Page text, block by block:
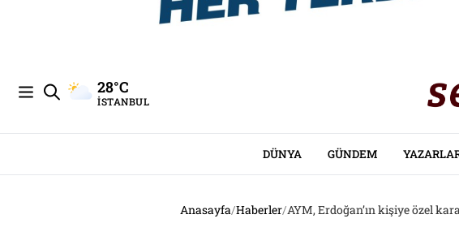
28°C
İSTANBUL
DÜNYA GÜNDEM
Anasayfa/Haberler/AYM, Erdoğan’ın kişiye özel